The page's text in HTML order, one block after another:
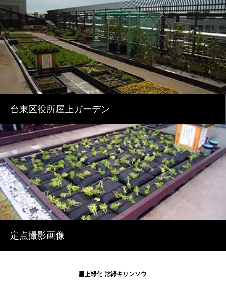
台東区役所屋上ガーデン
定点撮影画像
屋上緑化 常緑キリンソウ